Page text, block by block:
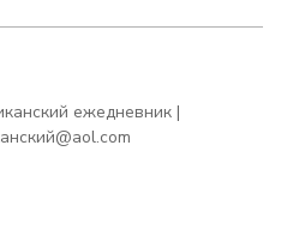
ежедневник |